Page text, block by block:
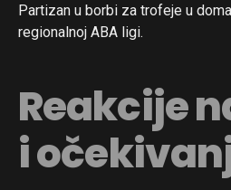
Partizan u borbi za trofeje u
regionalnoj ABA ligi.
Reakcije
i